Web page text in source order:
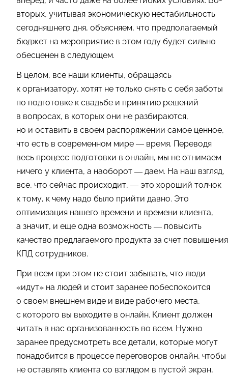
вторых, учитывая экономическую нестабильность
сегодняшнего дня, объясняем, что предполагаемый
бюджет на мероприятие в этом году будет сильно
обесценен в следующем.
В целом, все наши клиенты, обращаясь
к организатору, хотят не только снять с себя заботы
по подготовке к свадьбе и принятию решений
в вопросах, в которых они не разбираются,
но и оставить в своем распоряжении самое ценное,
что есть в современном мире — время. Переводя
весь процесс подготовки в онлайн, мы не отнимаем
ничего у клиента, а наоборот — даем. На наш взгляд,
все, что сейчас происходит, — это хороший толчок
к тому, к чему надо было прийти давно. Это
оптимизация нашего времени и времени клиента,
а значит, и еще одна возможность — повысить
качество предлагаемого продукта за счет повышения
КПД сотрудников.
При всем при этом не стоит забывать, что люди
«идут» на людей и стоит заранее побеспокоится
о своем внешнем виде и виде рабочего места,
с которого вы выходите в онлайн. Клиент должен
читать в нас организованность во всем. Нужно
заранее предусмотреть все детали, которые могут
понадобится в процессе переговоров онлайн, чтобы
не оставлять клиента со взглядом в пустой экран,